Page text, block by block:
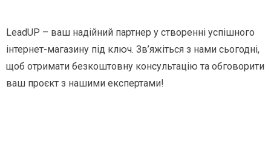
LeadUP – ваш надійний партнер у створенні успішного
інтернет-магазину під ключ. Зв’яжіться з нами сьогодні,
щоб отримати безкоштовну консультацію та обговорити
ваш проєкт з нашими експертами!